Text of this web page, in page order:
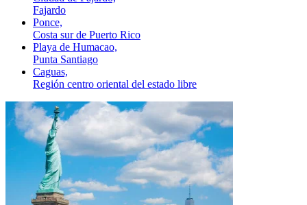
Fajardo
Ponce,
Costa sur de Puerto Rico
Playa de Humacao,
Punta Santiago
Caguas,
Región centro oriental del estado libre